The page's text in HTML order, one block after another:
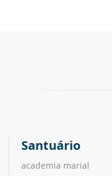
Santuário
academia marial